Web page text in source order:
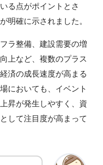
る点がポイントとさ
明確に示されました。
ラ整備、建設需要の増
上など、複数のプラス
済の成長速度が高まる
においても、イベント
昇が発生しやすく、資
して注目度が高まって